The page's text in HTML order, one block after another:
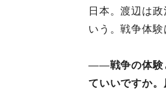
日本。渡辺は
いう。戦争体験
――戦争の体
ていいですか。